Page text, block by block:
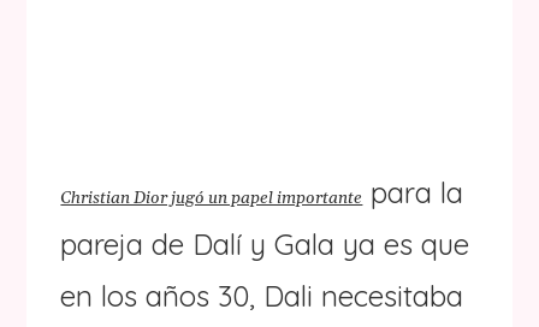
Christian Dior jugó un papel importante para la
pareja de Dalí y Gala ya es que
en los años 30, Dali necesitaba